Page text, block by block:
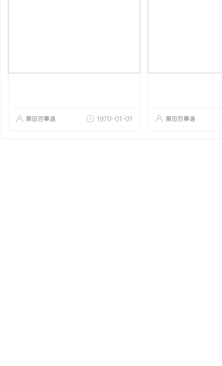
莆田百事通 1970-01-01 莆田百事通